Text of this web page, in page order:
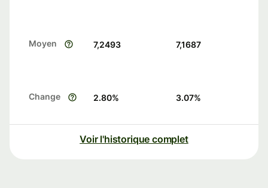
Moyen 7,2493 7,1687
Change 2.80% 3.07%
Voir l'historique complet